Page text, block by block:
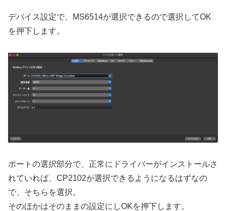
デバイス設定で、MS6514が選択できるので選択してOK
を押下します。
ポートの選択部分で、正常にドライバーがインストールさ
れていれば、CP2102が選択できるようになるはずなの
で、そちらを選択。
そのほかはそのままの設定にしOKを押下します。